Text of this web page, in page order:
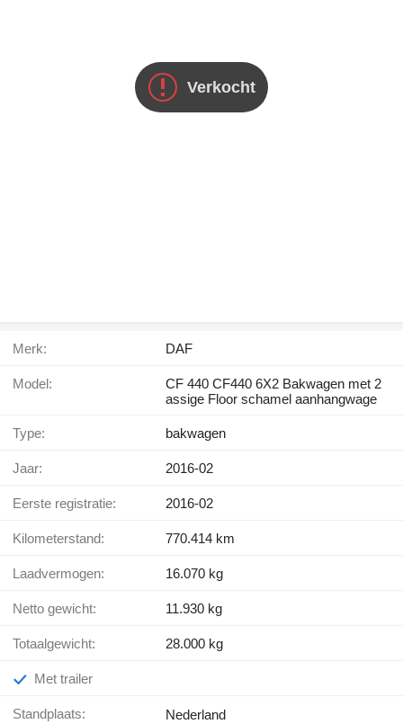
Verkocht
Merk: DAF
Model:
CF 440 CF440 6X2 Bakwagen met 2
assige Floor schamel aanhangwage
Type: bakwagen
Jaar: 2016-02
Eerste registratie: 2016-02
Kilometerstand: 770.414 km
Laadvermogen: 16.070 kg
Netto gewicht: 11.930 kg
Totaalgewicht: 28.000 kg
Met trailer
Standplaats:
Nederland